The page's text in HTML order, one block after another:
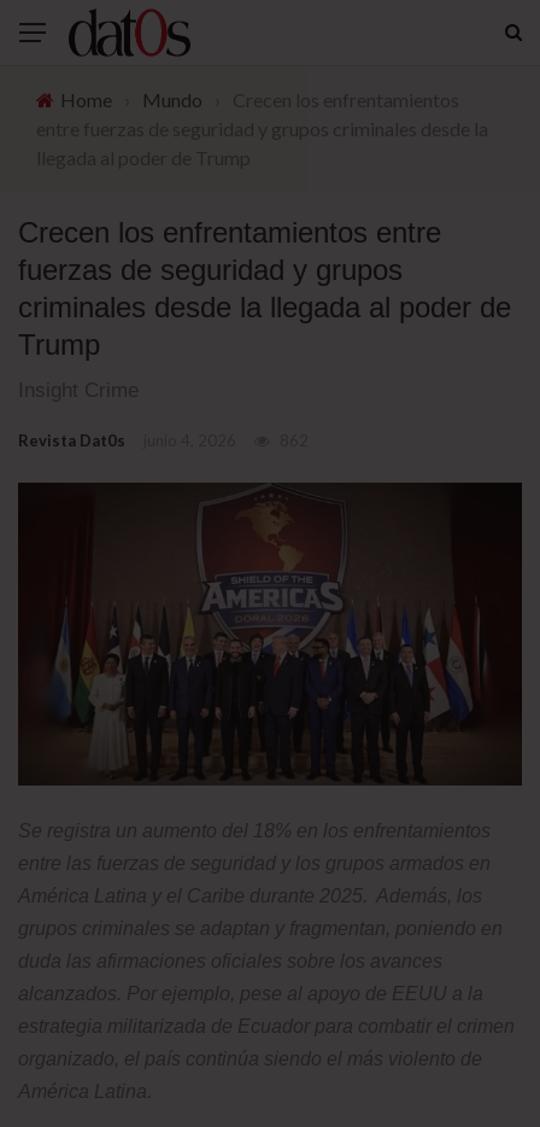
Home Mundo
Crecen los enfrentamientos entre
fuerzas de seguridad y grupos
criminales desde la llegada al poder de
Trump
Insight Crime
Revista Dat0s
Se registra un aumento del 18% en los enfrentamientos
entre las fuerzas de seguridad y los grupos armados en
América Latina y el Caribe durante 2025. Además, los
grupos criminales se adaptan y fragmentan, poniendo en
duda las afirmaciones oficiales sobre los avances
alcanzados. Por ejemplo, pese al apoyo de EEUU a la
estrategia militarizada de Ecuador para combatir el crimen
organizado, el país continúa siendo el más violento de
América Latina.